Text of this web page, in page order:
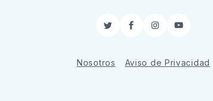
TwitterFacebook
InstagramYouTube
Nosotros Aviso de Privacidad